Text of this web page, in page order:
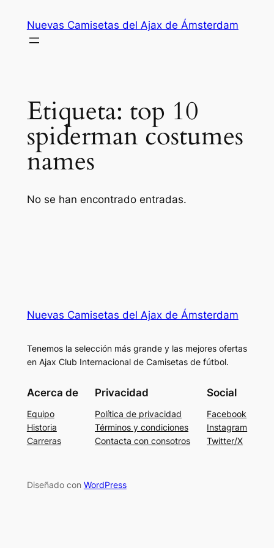
contenido
Nuevas Camisetas del Ajax de Ámsterdam
Etiqueta: top 10
spiderman costumes
names
No se han encontrado entradas.
Nuevas Camisetas del Ajax de Ámsterdam
Tenemos la selección más grande y las mejores ofertas
en Ajax Club Internacional de Camisetas de fútbol.
Acerca de
Equipo
Historia
Carreras
Privacidad
Política de privacidad
Términos y condiciones
Contacta con consotros
Social
Facebook
Instagram
Twitter/X
Diseñado con WordPress